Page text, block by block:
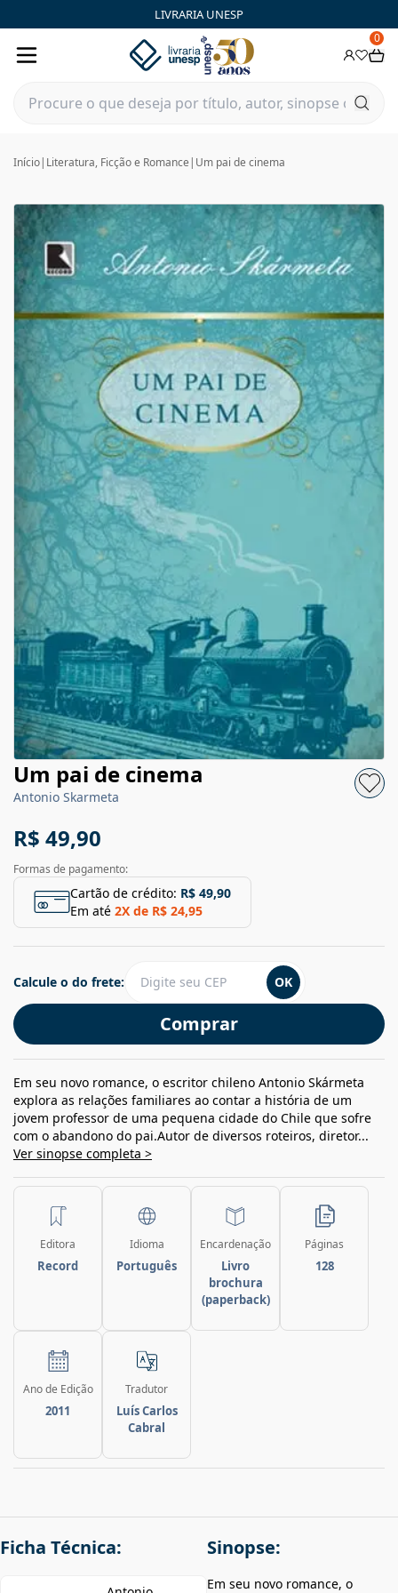
LIVRARIA UNESP
0
Início| Literatura, Ficção e Romance | Um pai de cinema
Um pai de cinema
Antonio Skarmeta
R$ 49,90
Formas de pagamento:
Cartão de crédito: R$ 49,90
Em até 2X de R$ 24,95
Comprar
Calcule o do frete: OK
Em seu novo romance, o escritor chileno Antonio Skármeta
explora as relações familiares ao contar a história de um
jovem professor de uma pequena cidade do Chile que sofre
com o abandono do pai.Autor de diversos roteiros, diretor...
Ver sinopse completa >
Editora
Record
Idioma
Português
Encardenação
Livro
brochura
(paperback)
Páginas
128
Ano de Edição
2011
Tradutor
Luís Carlos
Cabral
Ficha Técnica: Sinopse:
Em seu novo romance, o